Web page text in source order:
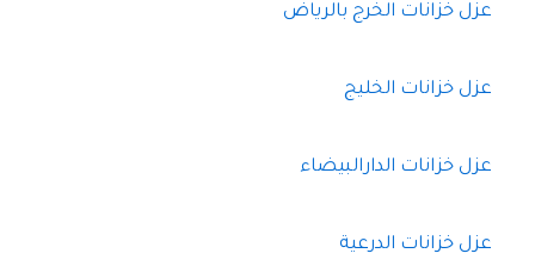
عزل خزانات الخرج بالرياض
عزل خزانات الخليج
عزل خزانات الدارالبيضاء
عزل خزانات الدرعية